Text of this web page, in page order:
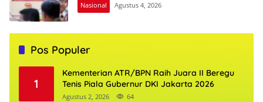
Nasional Agustus 4, 2026
Pos Populer
1
Kementerian ATR/BPN Raih Juara II Beregu
Tenis Piala Gubernur DKI Jakarta 2026
Agustus 2, 2026 64